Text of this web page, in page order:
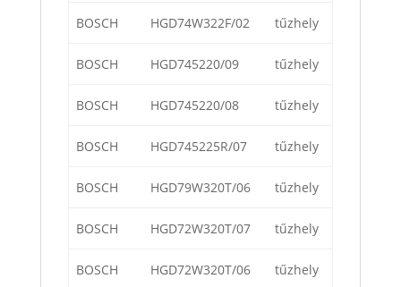
BOSCH HGD74W322F/02 tűzhely
BOSCH HGD745220/09 tűzhely
BOSCH HGD745220/08 tűzhely
BOSCH HGD745225R/07 tűzhely
BOSCH HGD79W320T/06 tűzhely
BOSCH HGD72W320T/07 tűzhely
BOSCH HGD72W320T/06 tűzhely